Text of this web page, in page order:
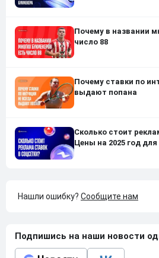
Почему в названии
число 88
Почему ставки по
выдают попана
Сколько стоит
Цены на 2025 год
Нашли ошибку? Сообщите нам
Подпишись на наши новости